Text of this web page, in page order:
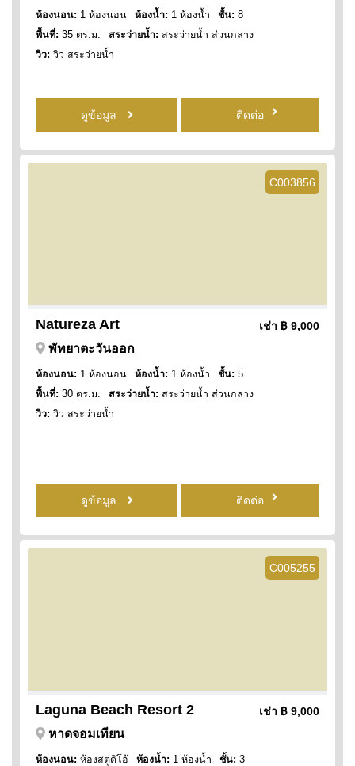
ห้องนอน: 1 ห้องนอน ห้องน้ำ: 1 ห้องน้ำ ชั้น: 8
พื้นที่: 35 ตร.ม. สระว่ายน้ำ: สระว่ายน้ำ ส่วนกลาง
วิว: วิว สระว่ายน้ำ
ดูข้อมูล ติดต่อ
C003856
Natureza Art เช่า ฿ 9,000
พัทยาตะวันออก
ห้องนอน: 1 ห้องนอน ห้องน้ำ: 1 ห้องน้ำ ชั้น: 5
พื้นที่: 30 ตร.ม. สระว่ายน้ำ: สระว่ายน้ำ ส่วนกลาง
วิว: วิว สระว่ายน้ำ
ดูข้อมูล ติดต่อ
C005255
Laguna Beach Resort 2 เช่า ฿ 9,000
หาดจอมเทียน
ห้องนอน: ห้องสตูดิโอ้ ห้องน้ำ: 1 ห้องน้ำ ชั้น: 3